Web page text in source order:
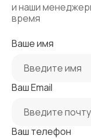
и наши
время
Ваше имя
Ваш Email
Ваш телефон